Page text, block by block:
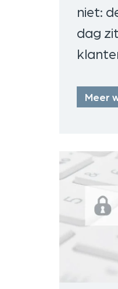
niet:
dag
Meer